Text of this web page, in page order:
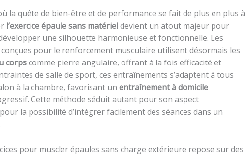
la quête de bien-être et de performance se fait de plus en plus à
l’exercice épaule sans matérieldevient un atout majeur pour
une silhouette harmonieuse et fonctionnelle. Les
pour le renforcement musculaire utilisent désormais les
corpscomme pierre angulaire, offrant à la fois efficacité et
de salle de sport, ces entraînements s’adaptent à tous
à la chambre, favorisant un entraînement à domicile
Cette méthode séduit autant pour son aspect
la possibilité d’intégrer facilement des séances dans un
pour muscler épaules sans charge extérieure repose sur des